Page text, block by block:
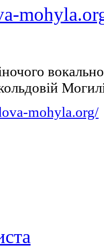
mohyla.org/